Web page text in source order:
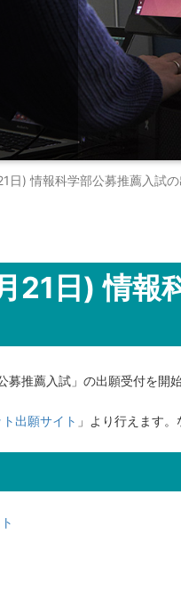
日) 情報科学部公募推薦入試
21日) 情報
募推薦入試」の出願受付を開
出願サイト 」より行えます